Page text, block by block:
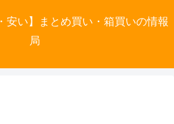
安い】まとめ買い・箱買いの情報
局